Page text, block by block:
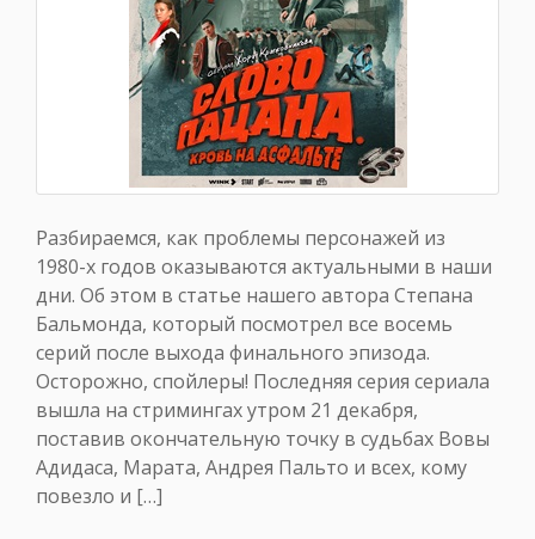
Разбираемся, как проблемы персонажей из
1980-х годов оказываются актуальными в наши
дни. Об этом в статье нашего автора Степана
Бальмонда, который посмотрел все восемь
серий после выхода финального эпизода.
Осторожно, спойлеры! Последняя серия сериала
вышла на стримингах утром 21 декабря,
поставив окончательную точку в судьбах Вовы
Адидаса, Марата, Андрея Пальто и всех, кому
повезло и […]